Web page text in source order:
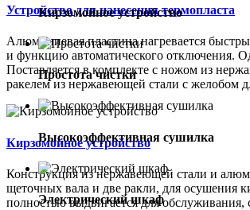
Устройство для нанесения термопласта
Алюминиевая пластина нагревается
и функцию автоматического отключения.
Поставляется в комплекте с ножом из
ракелем из нержавеющей стали с желобом
Кирзомойное устройство
Конструкция из нержавеющей стали и
щеточных вала и две ракли, для осушения
полностью выдвигается для
Кирзомойное устройство
Простота чистки
Высокоэффективная сушилка
Электрический шкаф